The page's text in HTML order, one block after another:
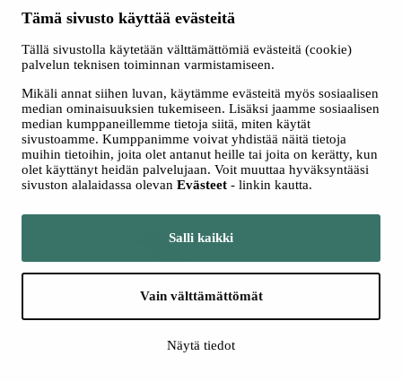
Tämä sivusto käyttää evästeitä
Tällä sivustolla käytetään välttämättömiä evästeitä (cookie)
palvelun teknisen toiminnan varmistamiseen.
Mikäli annat siihen luvan, käytämme evästeitä myös sosiaalisen
median ominaisuuksien tukemiseen. Lisäksi jaamme sosiaalisen
median kumppaneillemme tietoja siitä, miten käytät
sivustoamme. Kumppanimme voivat yhdistää näitä tietoja
muihin tietoihin, joita olet antanut heille tai joita on kerätty, kun
olet käyttänyt heidän palvelujaan. Voit muuttaa hyväksyntääsi
sivuston alalaidassa olevan Evästeet - linkin kautta.
Salli kaikki
Vain välttämättömät
Näytä tiedot
Konsertit
konsertit